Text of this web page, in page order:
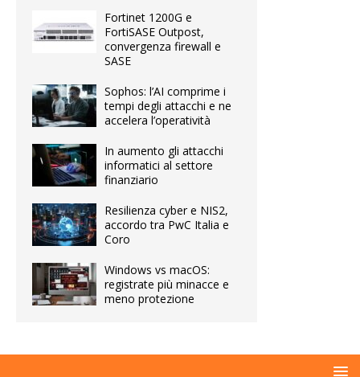
Fortinet 1200G e
FortiSASE Outpost,
convergenza firewall e
SASE
Sophos: l’AI comprime i
tempi degli attacchi e ne
accelera l’operatività
In aumento gli attacchi
informatici al settore
finanziario
Resilienza cyber e NIS2,
accordo tra PwC Italia e
Coro
Windows vs macOS:
registrate più minacce e
meno protezione